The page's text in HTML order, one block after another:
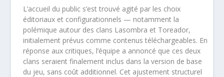
L’accueil du public s’est trouvé agité par les choix
éditoriaux et configurationnels — notamment la
polémique autour des clans Lasombra et Toreador,
initialement prévus comme contenus téléchargeables. En
réponse aux critiques, l’équipe a annoncé que ces deux
clans seraient finalement inclus dans la version de base
du jeu, sans coût additionnel. Cet ajustement structurel